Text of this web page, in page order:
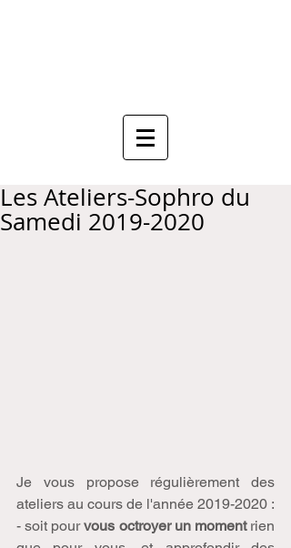
Les Ateliers-Sophro du
Samedi 2019-2020
Je vous propose régulièrement des
ateliers au cours de l'année 2019-2020 :
- soit pour vous octroyer un moment rien